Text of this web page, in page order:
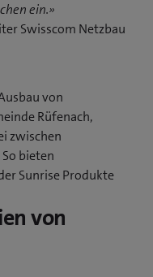
ein.»
Swisscom Netzbau
von
Rüfenach,
zwischen
bieten
Sunrise Produkte
von